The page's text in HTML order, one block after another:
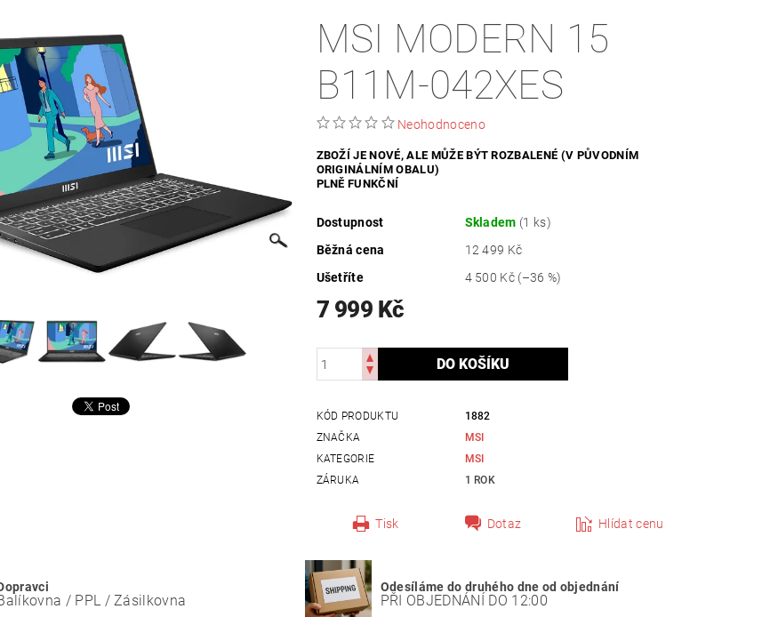
/ PŘÍSLUŠENSTVÍ KONCERTNÍ TECHNIKA / PÁRTY / VYSTOUPENÍ
...) OSOBNÍ POMŮCKY OSVĚTLENÍ POČÍTAČE / NOTEBOOKY
VYHŘÍVANÝ TEXTIL ZABEZPEČOVACÍ SYSTÉMY ZDRAVÍ / HYGIENA
- POPTÁVKA OBCHODNÍ PODMÍNKY KONTAKTY
MSI MODERN 15
B11M-042XES
Neohodnoceno
ZBOŽÍ JE NOVÉ, ALE MŮŽE BÝT ROZBALENÉ (V PŮVODNÍM
ORIGINÁLNÍM OBALU)
PLNĚ FUNKČNÍ
Dostupnost Skladem (1 ks)
Běžná cena
12 499 Kč
Ušetříte
4 500 Kč (–36 %)
7 999 Kč
KÓD PRODUKTU
1882
ZNAČKA
MSI
KATEGORIE
MSI
ZÁRUKA
1 ROK
Tisk Dotaz Hlídat cenu
/ PPL / Zásilkovna
Odesíláme do druhého dne od objednání
PŘI OBJEDNÁNÍ DO 12:00